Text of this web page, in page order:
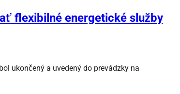
flexibilné energetické služby
ukončený a uvedený do prevádzky na